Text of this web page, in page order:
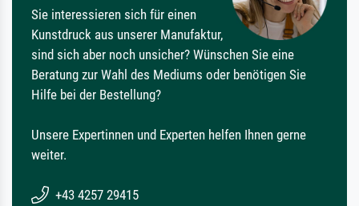
Sie interessieren sich für einen
Kunstdruck aus unserer Manufaktur,
sind sich aber noch unsicher? Wünschen Sie eine
Beratung zur Wahl des Mediums oder benötigen Sie
Hilfe bei der Bestellung?
Unsere Expertinnen und Experten helfen Ihnen gerne
weiter.
+43 4257 29415